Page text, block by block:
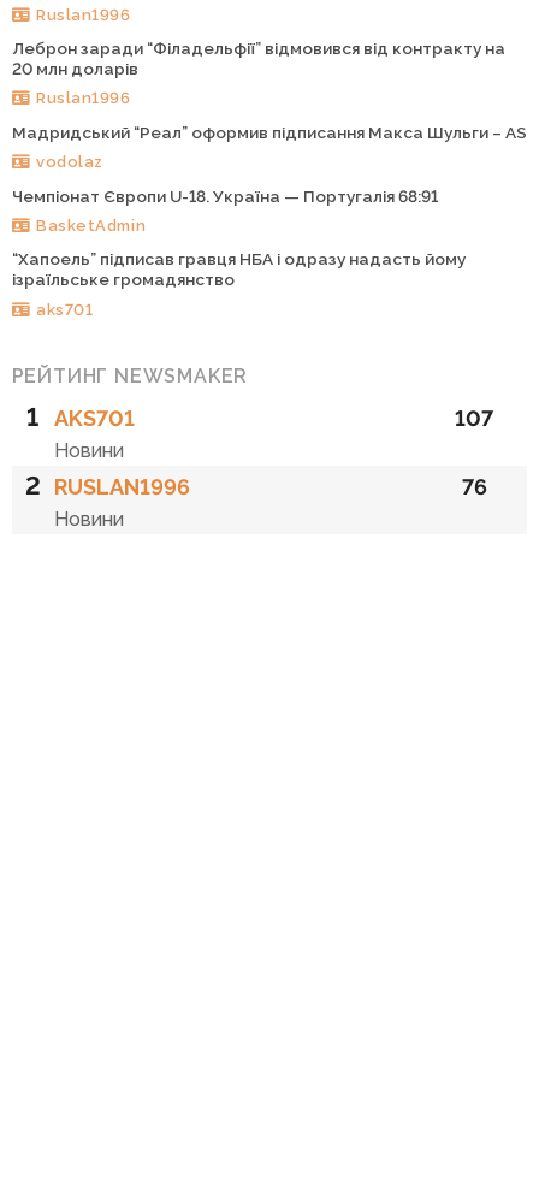
Ruslan1996
Леброн заради “Філадельфії” відмовився від контракту на
20 млн доларів
Ruslan1996
Мадридський “Реал” оформив підписання Макса Шульги – AS
vodolaz
Чемпіонат Європи U-18. Україна — Португалія 68:91
BasketAdmin
“Хапоель” підписав гравця НБА і одразу надасть йому
ізраїльське громадянство
aks701
РЕЙТИНГ NEWSMAKER
1 AKS701
Новини
107
2 RUSLAN1996
Новини
76